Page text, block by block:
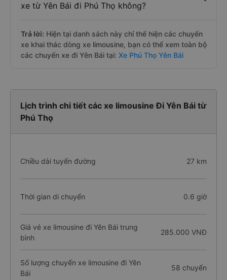
xe từ Yên Bái đi Phú Thọ không?
Trả lời: Hiện tại danh sách này chỉ thể hiện các chuyến
xe khai thác dòng xe limousine, bạn có thể xem toàn bộ
các chuyến xe đi Yên Bái tại: Xe Phú Thọ Yên Bái
Lịch trình chi tiết các xe limousine Đi Yên Bái từ
Phú Thọ
Chiều dài tuyến đường 27 km
Thời gian di chuyển 0.6 giờ
Giá vé xe limousine đi Yên Bái trung
bình
285.000 VNĐ
Số lượng chuyến xe limousine đi Yên
Bái
58 chuyến